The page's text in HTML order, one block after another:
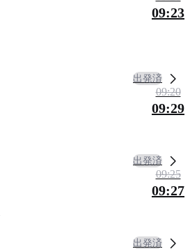
09:23
出発済
09:20
09:29
出発済
09:25
09:27
出発済